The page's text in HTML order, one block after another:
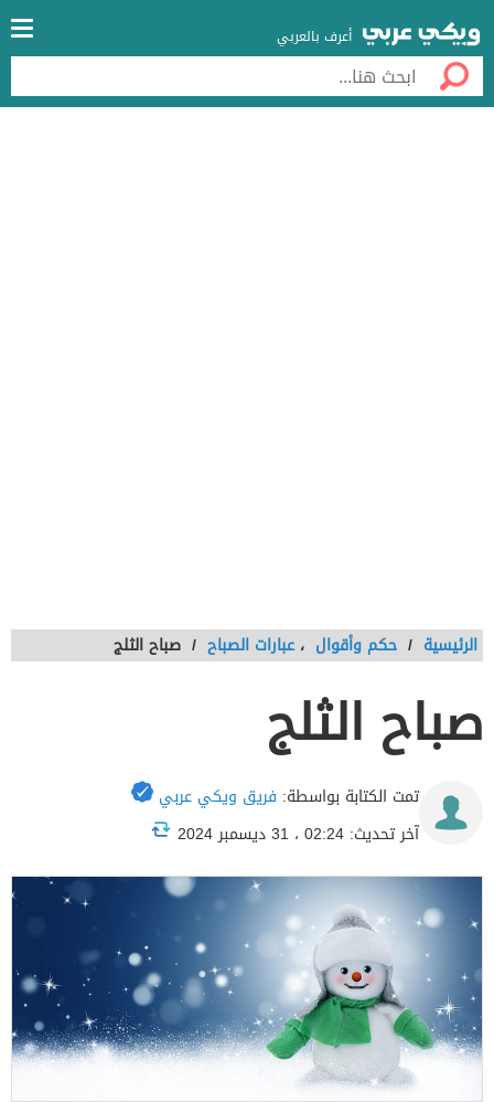
أعرف بالعربي
الرئيسية / حكم وأقوال ،عبارات الصباح / صباح الثلج
صباح الثلج
تمت الكتابة بواسطة: فريق ويكي عربي
آخر تحديث: 02:24 ، 31 ديسمبر 2024